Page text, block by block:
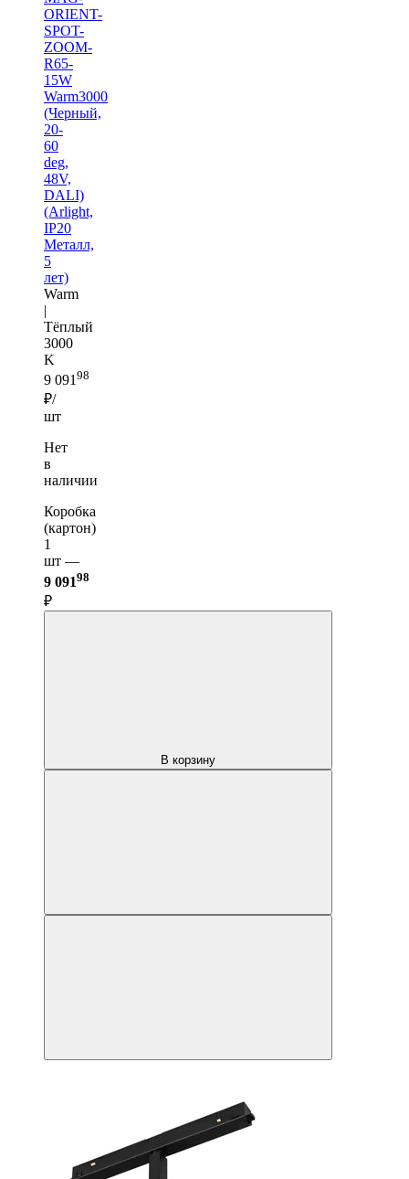
ORIENT-
SPOT-
ZOOM-
R65-
15W
Warm3000
(Черный,
20-
60
deg,
48V,
DALI)
(Arlight,
IP20
Металл,
5
лет)
Warm
|
Тёплый
3000
K
9 091 98
₽/
шт
Нет
в
наличии
Коробка
(картон)
1
шт —
9 09198
₽
В корзину